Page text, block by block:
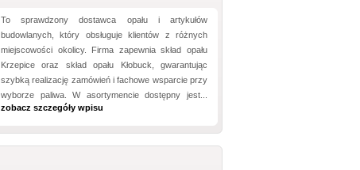
To sprawdzony dostawca opału i artykułów
budowlanych, który obsługuje klientów z różnych
miejscowości okolicy. Firma zapewnia skład opału
Krzepice oraz skład opału Kłobuck, gwarantując
szybką realizację zamówień i fachowe wsparcie przy
wyborze paliwa. W asortymencie dostępny jest...
zobacz szczegóły wpisu